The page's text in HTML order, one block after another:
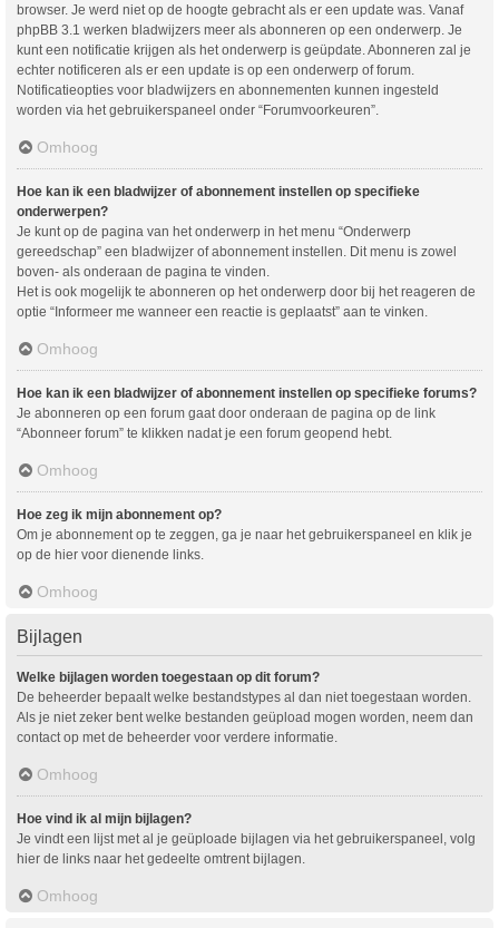
browser. Je werd niet op de hoogte gebracht als er een update was. Vanaf
phpBB 3.1 werken bladwijzers meer als abonneren op een onderwerp. Je
kunt een notificatie krijgen als het onderwerp is geüpdate. Abonneren zal je
echter notificeren als er een update is op een onderwerp of forum.
Notificatieopties voor bladwijzers en abonnementen kunnen ingesteld
worden via het gebruikerspaneel onder “Forumvoorkeuren”.
Omhoog
Hoe kan ik een bladwijzer of abonnement instellen op specifieke
onderwerpen?
Je kunt op de pagina van het onderwerp in het menu “Onderwerp
gereedschap” een bladwijzer of abonnement instellen. Dit menu is zowel
boven- als onderaan de pagina te vinden.
Het is ook mogelijk te abonneren op het onderwerp door bij het reageren de
optie “Informeer me wanneer een reactie is geplaatst” aan te vinken.
Omhoog
Hoe kan ik een bladwijzer of abonnement instellen op specifieke forums?
Je abonneren op een forum gaat door onderaan de pagina op de link
“Abonneer forum” te klikken nadat je een forum geopend hebt.
Omhoog
Hoe zeg ik mijn abonnement op?
Om je abonnement op te zeggen, ga je naar het gebruikerspaneel en klik je
op de hier voor dienende links.
Omhoog
Bijlagen
Welke bijlagen worden toegestaan op dit forum?
De beheerder bepaalt welke bestandstypes al dan niet toegestaan worden.
Als je niet zeker bent welke bestanden geüpload mogen worden, neem dan
contact op met de beheerder voor verdere informatie.
Omhoog
Hoe vind ik al mijn bijlagen?
Je vindt een lijst met al je geüploade bijlagen via het gebruikerspaneel, volg
hier de links naar het gedeelte omtrent bijlagen.
Omhoog